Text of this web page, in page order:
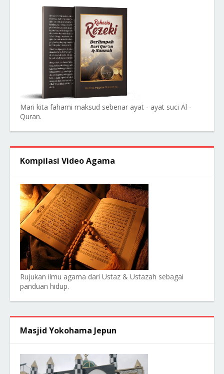
Mari kita fahami maksud sebenar ayat - ayat suci Al -
Quran.
Kompilasi Video Agama
Rujukan ilmu agama dari Ustaz & Ustazah sebagai
panduan hidup.
Masjid Yokohama Jepun